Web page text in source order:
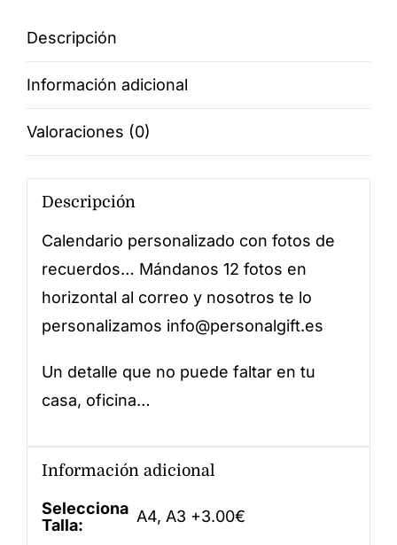
Descripción
Información adicional
Valoraciones (0)
Descripción
Calendario personalizado con fotos de
recuerdos… Mándanos 12 fotos en
horizontal al correo y nosotros te lo
personalizamos info@personalgift.es
Un detalle que no puede faltar en tu
casa, oficina…
Información adicional
Selecciona
Talla:
A4, A3 +3.00€